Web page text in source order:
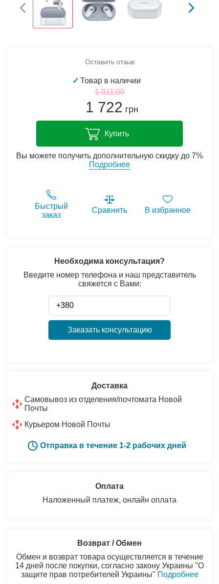
Оставить отзыв
✓ Товар в наличии
1 911.00
1 722 грн
Купить
Вы можете получить дополнительную скидку до 7%
Подробнее
Быстрый
заказ
Сравнить В избранное
Необходима консультация?
Введите номер телефона и наш представитель
свяжется с Вами:
Заказать консультацию
Доставка
Самовывоз из отделения/почтомата Новой
Почты
Курьером Новой Почты
Отправка в течение 1-2 рабочих дней
Оплата
Наложенный платеж, онлайн оплата
Возврат / Обмен
Обмен и возврат товара осуществляется в течение
14 дней после покупки, согласно закону Украины "О
защите прав потребителей Украины" Подробнее